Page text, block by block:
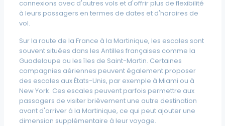
connexions avec d'autres vols et d'offrir plus de flexibilité
à leurs passagers en termes de dates et d'horaires de
vol.
Sur la route de la France à la Martinique, les escales sont
souvent situées dans les Antilles françaises comme la
Guadeloupe ou les îles de Saint-Martin. Certaines
compagnies aériennes peuvent également proposer
des escales aux États-Unis, par exemple à Miami ou à
New York. Ces escales peuvent parfois permettre aux
passagers de visiter brièvement une autre destination
avant d'arriver à la Martinique, ce qui peut ajouter une
dimension supplémentaire à leur voyage.